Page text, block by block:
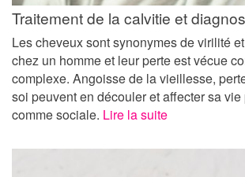
Traitement de la calvitie et
Les cheveux sont synonymes de virilité
chez un homme et leur perte est vécue
complexe. Angoisse de la vieillesse,
soi peuvent en découler et affecter sa
comme sociale. Lire la suite